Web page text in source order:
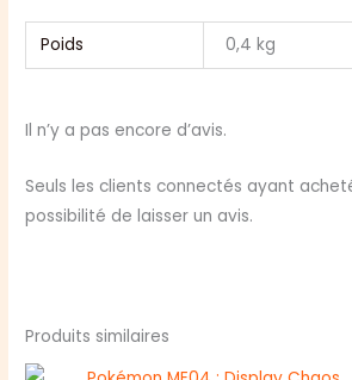
Poids 0,4 kg
Il n’y a pas encore d’avis.
Seuls les clients connectés ayant
possibilité de laisser un avis.
Produits similaires